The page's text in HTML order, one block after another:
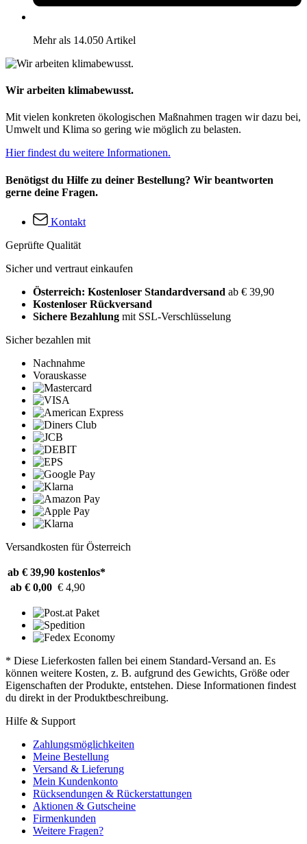
Mehr als 14.050 Artikel
Wir arbeiten klimabewusst.
Mit vielen konkreten ökologischen Maßnahmen tragen wir dazu bei,
Umwelt und Klima so gering wie möglich zu belasten.
Hier findest du weitere Informationen.
Benötigst du Hilfe zu deiner Bestellung? Wir beantworten
gerne deine Fragen.
Kontakt
Geprüfte Qualität
Sicher und vertraut einkaufen
Österreich: Kostenloser Standardversand ab € 39,90
Kostenloser Rückversand
Sichere Bezahlung mit SSL-Verschlüsselung
Sicher bezahlen mit
Nachnahme
Vorauskasse
Versandkosten für Österreich
ab € 39,90 kostenlos*
ab € 0,00 € 4,90
* Diese Lieferkosten fallen bei einem Standard-Versand an. Es
können weitere Kosten, z. B. aufgrund des Gewichts, Größe oder
Eigenschaften der Produkte, entstehen. Diese Informationen findest
du direkt in der Produktbeschreibung.
Hilfe & Support
Zahlungsmöglichkeiten
Meine Bestellung
Versand & Lieferung
Mein Kundenkonto
Rücksendungen & Rückerstattungen
Aktionen & Gutscheine
Firmenkunden
Weitere Fragen?